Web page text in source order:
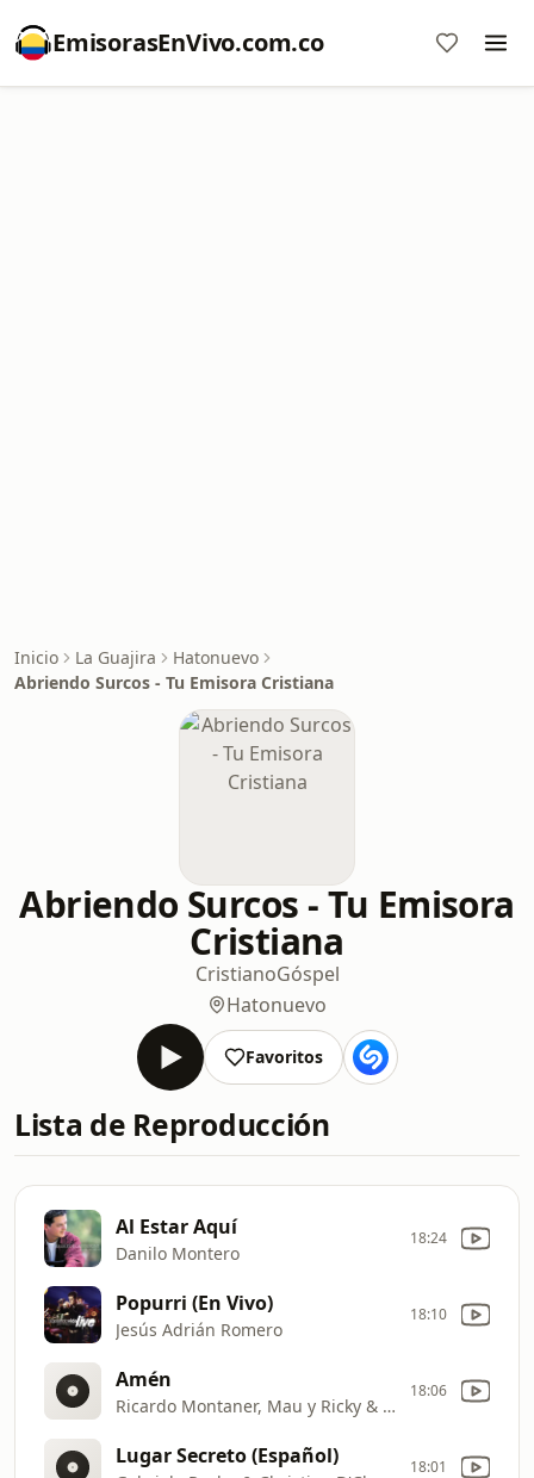
EmisorasEnVivo.com.co
Inicio La Guajira
Hatonuevo
Abriendo Surcos - Tu Emisora Cristiana
Abriendo Surcos - Tu Emisora
Cristiana
CristianoGóspel
Hatonuevo
Favoritos
Lista de Reproducción
Al Estar Aquí
Danilo Montero
18:24
Popurri (En Vivo)
Jesús Adrián Romero
18:10
Amén
Ricardo Montaner, Mau y Ricky & Camilo feat. Evaluna Montaner
18:06
Lugar Secreto (Español) 18:01